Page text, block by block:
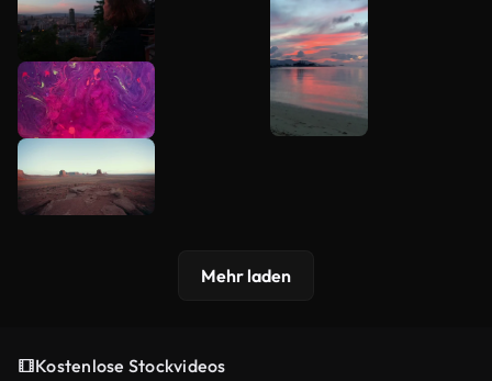
Mehr laden
Kostenlose Stockvideos